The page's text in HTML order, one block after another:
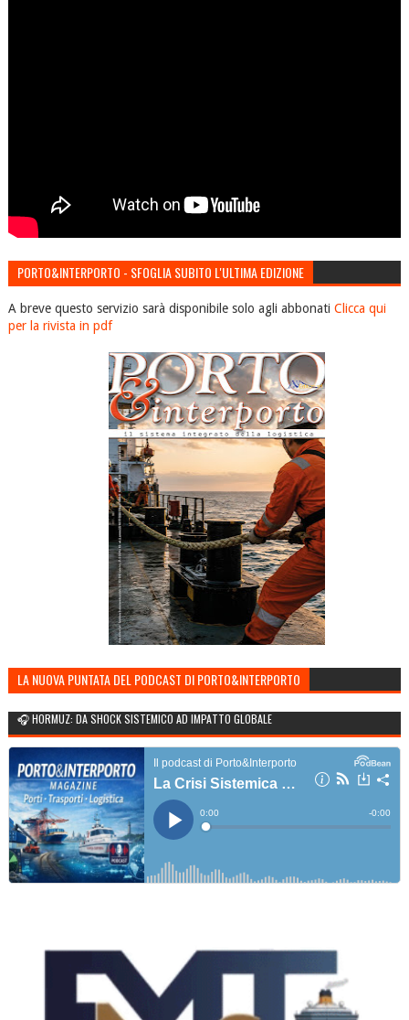
PORTO&INTERPORTO - SFOGLIA SUBITO L'ULTIMA EDIZIONE
A breve questo servizio sarà disponibile solo agli abbonati Clicca qui
per la rivista in pdf
LA NUOVA PUNTATA DEL PODCAST DI PORTO&INTERPORTO
🎧 HORMUZ: DA SHOCK SISTEMICO AD IMPATTO GLOBALE